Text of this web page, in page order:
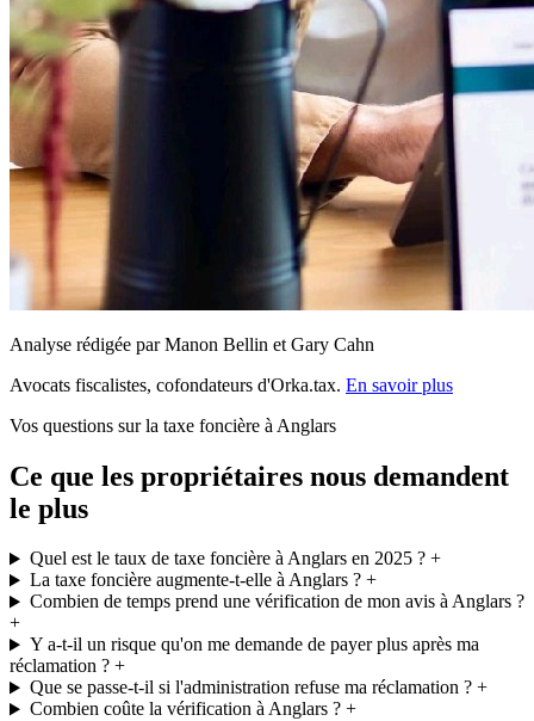
Analyse rédigée par Manon Bellin et Gary Cahn
Avocats fiscalistes, cofondateurs d'Orka.tax. En savoir plus
Vos questions sur la taxe foncière à Anglars
Ce que les propriétaires nous demandent
le plus
Quel est le taux de taxe foncière à Anglars en 2025 ?+
La taxe foncière augmente-t-elle à Anglars ?+
Combien de temps prend une vérification de mon avis à Anglars ?
+
Y a-t-il un risque qu'on me demande de payer plus après ma
réclamation ? +
Que se passe-t-il si l'administration refuse ma réclamation ?+
Combien coûte la vérification à Anglars ?+